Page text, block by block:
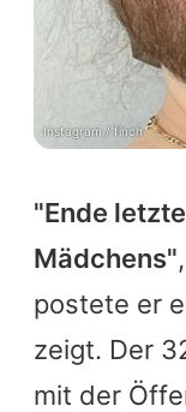
"Ende
Mädchens"
postete er
zeigt. Der
mit der
Instagram / finch